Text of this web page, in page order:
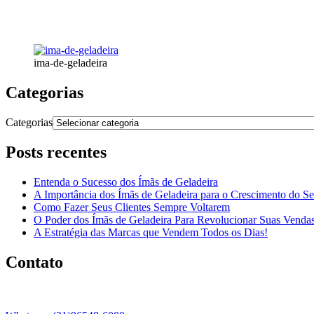
ima-de-geladeira
Categorias
Categorias
Posts recentes
Entenda o Sucesso dos Ímãs de Geladeira
A Importância dos Ímãs de Geladeira para o Crescimento do
Como Fazer Seus Clientes Sempre Voltarem
O Poder dos Ímãs de Geladeira Para Revolucionar Suas
A Estratégia das Marcas que Vendem Todos os Dias!
Contato